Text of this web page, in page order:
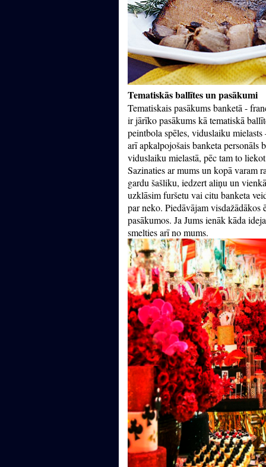
Tematiskās ballītes un pasākumi
Tematiskais pasākums banketā -
ir jārīko pasākums kā tematiskā
peintbola spēles, viduslaiku
arī apkalpojošais banketa personāls
viduslaiku mielastā, pēc tam to
Sazinaties ar mums un kopā varam
gardu šašliku, iedzert aliņu un
uzklāsim furšetu vai citu banketa
par neko. Piedāvājam visdažādākos
pasākumos. Ja Jums ienāk kāda
smelties arī no mums.